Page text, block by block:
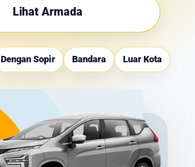
Lihat Armada
Dengan Sopir Bandara Luar Kota